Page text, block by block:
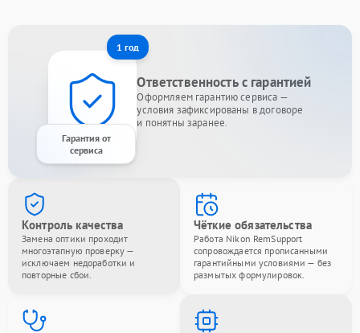
1 год
Гарантия от
сервиса
Ответственность с гарантией
Оформляем гарантию сервиса —
условия зафиксированы в договоре
и понятны заранее.
Контроль качества
Замена оптики проходит
многоэтапную проверку —
исключаем недоработки и
повторные сбои.
Чёткие обязательства
Работа Nikon RemSupport
сопровождается прописанными
гарантийными условиями — без
размытых формулировок.